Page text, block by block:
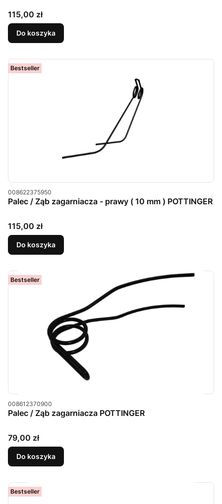
Cena
115,00 zł
Do koszyka
Bestseller
Kod produktu
008622375950
Palec / Ząb zagarniacza - prawy ( 10 mm ) POTTINGER
Cena
115,00 zł
Do koszyka
Bestseller
Kod produktu
008612370900
Palec / Ząb zagarniacza POTTINGER
Cena
79,00 zł
Do koszyka
Bestseller